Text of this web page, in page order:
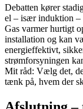
Debatten kører
el – især induktion –
Gas varmer hurtigt
installation og kan
energieffektivt,
strømforsyningen
Mit råd: Vælg det,
tænk på, hvem der